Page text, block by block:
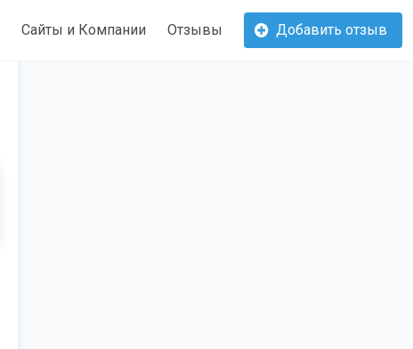
Сайты и Компании Отзывы Добавить отзыв